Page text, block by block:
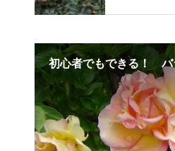
初心者でもできる！ バ